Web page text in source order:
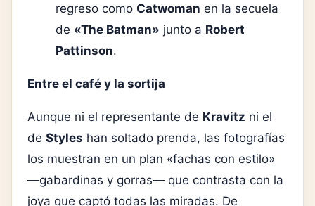
regreso como Catwoman en la secuela
de «The Batman» junto a Robert
Pattinson.
Entre el café y la sortija
Aunque ni el representante de Kravitz ni el
de Styles han soltado prenda, las fotografías
los muestran en un plan «fachas con estilo»
—gabardinas y gorras— que contrasta con la
joya que captó todas las miradas. De